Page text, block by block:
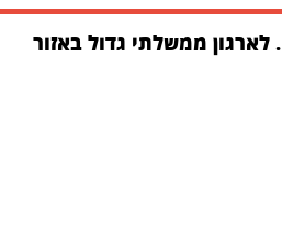
דרוש/ה מפתח/ת NET. לארגון ממשלתי גדול באזור